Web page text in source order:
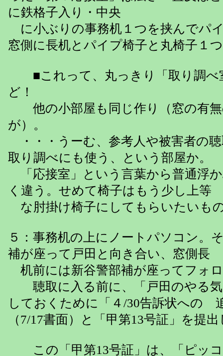
に鉄格子入り・中央
に小ぶりの事務机１つを挟んでパ
窓側に長机とパイプ椅子と丸椅子１
■これって、丸っきり「取り調べ
ど！
他の小部屋も同じ作り（窓の有無
が）。
・・・うーむ、参考人や被害者の
取り調べにも使う、という部屋か。
「応接室」という言葉から普通浮
く違う。せめて椅子はもう少し上等
な肘掛け椅子にしてもらいたいも
５：事務机の上にノートパソコン。
補が座って戸田と向き合い、窓側長
机前には新谷警部補が座ってフォ
聴取に入る前に、「戸田のやる気
しておくために「４/30告訴状への
（7/17書面）と「甲第13号証」を提
この「甲第13号証」は、「ピッコ